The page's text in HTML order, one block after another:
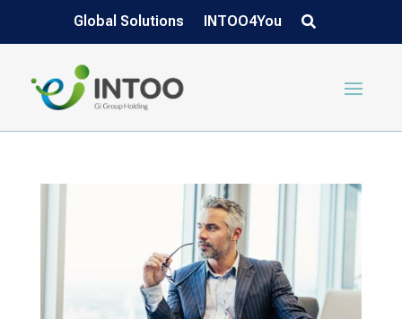
Global Solutions INTOO4You